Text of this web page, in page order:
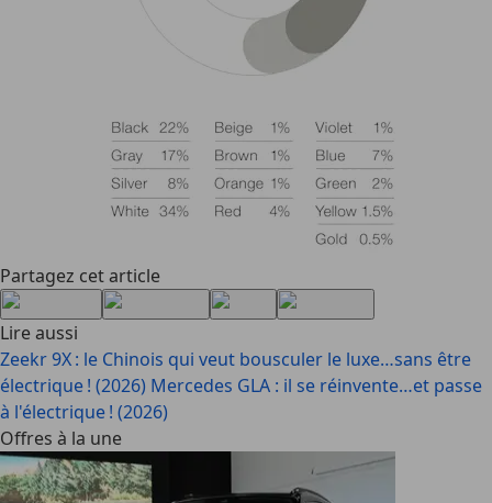
Partagez cet article
Lire aussi
Zeekr 9X : le Chinois qui veut bousculer le luxe…sans être
électrique ! (2026) Mercedes GLA : il se réinvente…et passe
à l'électrique ! (2026)
Offres à la une